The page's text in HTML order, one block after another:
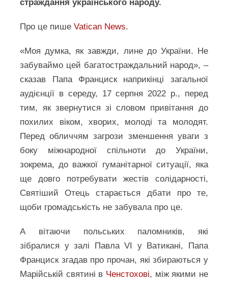
страждання українського народу.
Про це пишеVatican News.
«Моя думка, як завжди, лине до України. Не
забуваймо цей багатостраждальний народ», –
сказав Папа Франциск наприкінці загальної
аудієнції в середу, 17 серпня 2022 р., перед
тим, як звернутися зі словом привітання до
похилих віком, хворих, молоді та молодят.
Перед обличчям загрози зменшення уваги з
боку міжнародної спільноти до України,
зокрема, до важкої гуманітарної ситуації, яка
ще довго потребувати жестів солідарності,
Святіший Отець старається дбати про те,
щоби громадськість не забувала про це.
А вітаючи польських паломників, які
зібралися у залі Павла VI у Ватикані, Папа
Франциск згадав про прочан, які збираються у
Марійській святині в Ченстохові, між якими не